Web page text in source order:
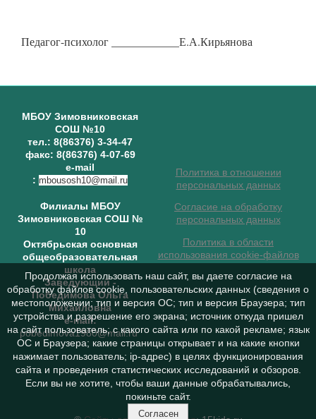
Педагог-психолог ____________Е.А.Кирьянова
МБОУ Зимовниковская
СОШ №10
тел.: 8(86376) 3-34-47
факс: 8(86376) 4-07-69
e-mail
: mbousosh10@mail.ru
Филиалы МБОУ
Зимовниковская СОШ №
10
Октябрьская основная
общеобразовательная
школа
Заведующий-
Победимова Ольга
Михайловна
e-mail:
pobedimova1980@mail.ru
Политика в отношении
персональных данных
Согласие на обработку
персональных данных
Политика в области
использования cookie-файлов
Продолжая использовать наш сайт, вы даете согласие на
обработку файлов cookie, пользовательских данных (сведения о
местоположении; тип и версия ОС; тип и версия Браузера; тип
устройства и разрешение его экрана; источник откуда пришел
на сайт пользователь; с какого сайта или по какой рекламе; язык
ОС и Браузера; какие страницы открывает и на какие кнопки
нажимает пользователь; ip-адрес) в целях функционирования
сайта и проведения статистических исследований и обзоров.
Если вы не хотите, чтобы ваши данные обрабатывались,
покиньте сайт.
Согласен